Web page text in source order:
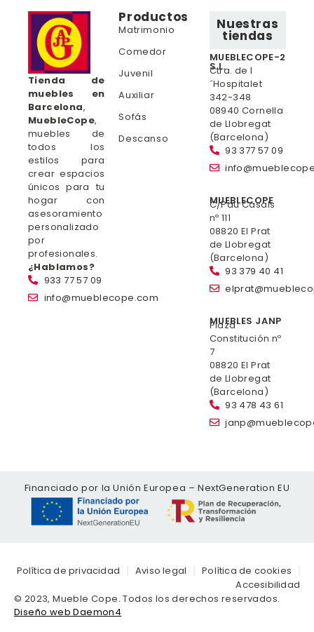
Tienda de
muebles en
Barcelona,
MuebleCope,
muebles de
todos los
estilos para
crear espacios
únicos para tu
hogar con
asesoramiento
personalizado
por
profesionales.
¿Hablamos?
933 77 57 09
info@mueblecope.com
Productos
Matrimonio
Comedor
Juvenil
Auxiliar
Sofás
Descanso
Nuestras
tiendas
MUEBLECOPE-2
S.L.
Ctra. de l
´Hospitalet
342-348
08940 Cornella
de Llobregat
(Barcelona)
93 377 57 09
MUEBLECOPE
C/Pau Casals
nº 111
08820 El Prat
de Llobregat
(Barcelona)
93 379 40 41
MUEBLES JANP
Plaza
Constitución nº
7
08820 El Prat
de Llobregat
(Barcelona)
93 478 43 61
Financiado por la Unión Europea – NextGeneration EU
© 2023, Mueble Cope. Todos los derechos reservados.
Diseño web Daemon4
Política de privacidad Aviso legal
Política de cookies
Accesibilidad